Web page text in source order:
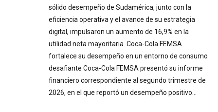
sólido desempeño de Sudamérica, junto con la
eficiencia operativa y el avance de su estrategia
digital, impulsaron un aumento de 16,9% en la
utilidad neta mayoritaria. Coca-Cola FEMSA
fortalece su desempeño en un entorno de consumo
desafiante Coca-Cola FEMSA presentó su informe
financiero correspondiente al segundo trimestre de
2026, en el que reportó un desempeño positivo…